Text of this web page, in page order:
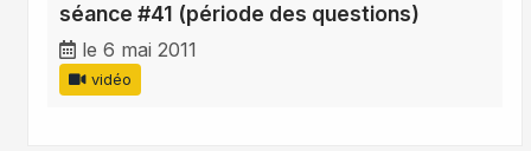
séance #41 (période des questions)
le 6 mai 2011
vidéo